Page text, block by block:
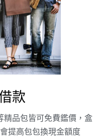
款
精品包皆可免費鑑價，盒
提高包包換現金額度